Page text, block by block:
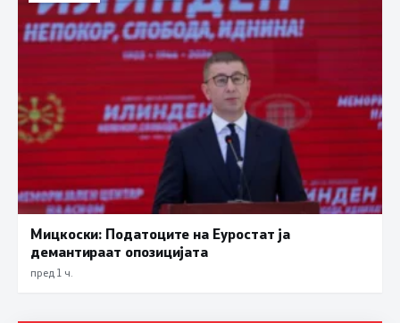
Мицкоски: Податоците на Еуростат ја
демантираат опозицијата
пред 1 ч.